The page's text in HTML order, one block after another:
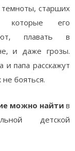
темноты, старших
которые его
плавать в
и даже грозы.
и папа расскажут
не бояться.
можно найтив
детской